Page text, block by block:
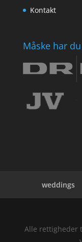
Kontakt
Måske har
weddings
Alle rettigheder